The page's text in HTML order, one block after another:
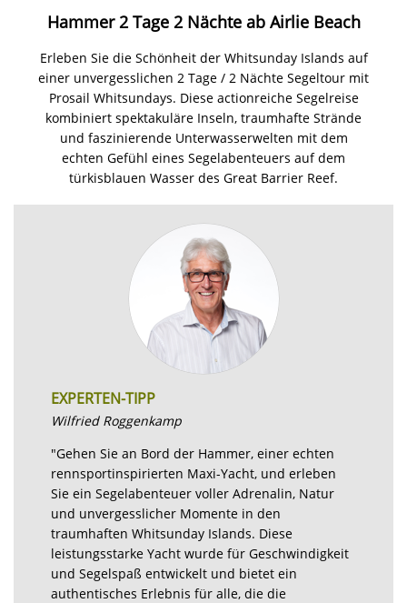
Hammer 2 Tage 2 Nächte ab Airlie Beach
Erleben Sie die Schönheit der Whitsunday Islands auf
einer unvergesslichen 2 Tage / 2 Nächte Segeltour mit
Prosail Whitsundays. Diese actionreiche Segelreise
kombiniert spektakuläre Inseln, traumhafte Strände
und faszinierende Unterwasserwelten mit dem
echten Gefühl eines Segelabenteuers auf dem
türkisblauen Wasser des Great Barrier Reef.
EXPERTEN-TIPP
Wilfried Roggenkamp
"Gehen Sie an Bord der Hammer, einer echten
rennsportinspirierten Maxi-Yacht, und erleben
Sie ein Segelabenteuer voller Adrenalin, Natur
und unvergesslicher Momente in den
traumhaften Whitsunday Islands. Diese
leistungsstarke Yacht wurde für Geschwindigkeit
und Segelspaß entwickelt und bietet ein
authentisches Erlebnis für alle, die die